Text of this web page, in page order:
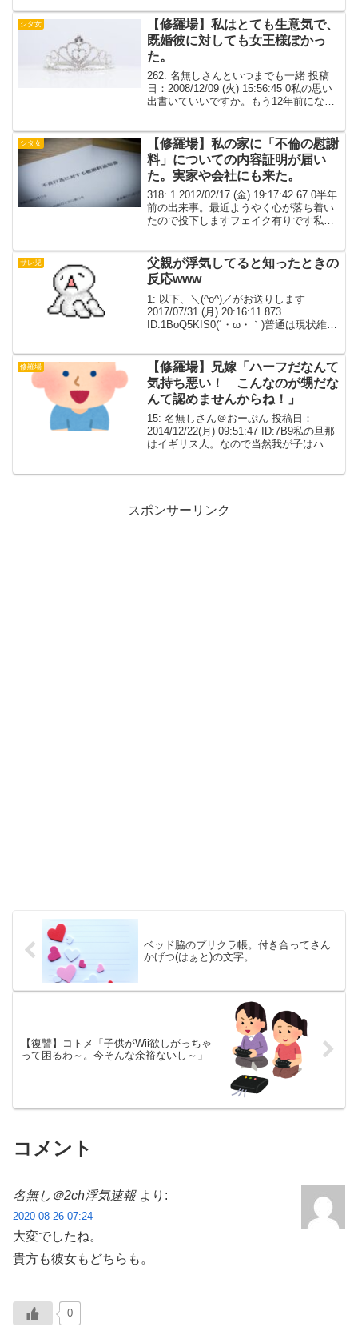
勢、言葉...
シタ女
【修羅場】私はとても生意気で、
既婚彼に対しても女王様ぽかっ
た。
262: 名無しさんといつまでも一緒 投稿
日：2008/12/09 (火) 15:56:45 0私の思い
出書いていいですか。もう12年前になり
に対しても女王様ぽかった。...
シタ女
【修羅場】私の家に「不倫の慰謝
料」についての内容証明が届い
た。実家や会社にも来た。
318: 1 2012/02/17 (金) 19:17:42.67 0半年
前の出来事。最近ようやく心が落ち着い
たので投下しますフェイク有りです私
婚先生 ３０代前...
サレ児
父親が浮気してると知ったときの
反応www
1: 以下、＼(^o^)／がお送りします
2017/07/31 (月) 20:16:11.873
ID:1BoQ5KIS0(´・ω・｀)普通は現状維持
ちゃったん...
修羅場
【修羅場】兄嫁「ハーフだなんて
気持ち悪い！ こんなのが甥だな
んて認めませんからね！」
15: 名無しさん＠おーぷん 投稿日：
2014/12/22(月) 09:51:47 ID:7B9私の旦那
はイギリス人。なので当然我が子はハー
スポンサーリンク
ベッド脇のプリクラ帳。付き合ってさん
かげつ(はぁと)の文字。
【復讐】コトメ「子供がWii欲しがっちゃ
って困るわ～。今そんな余裕ないし～」
コメント
名無し＠2ch浮気速報 より:
2020-08-26 07:24
大変でしたね。
貴方も彼女もどちらも。
0